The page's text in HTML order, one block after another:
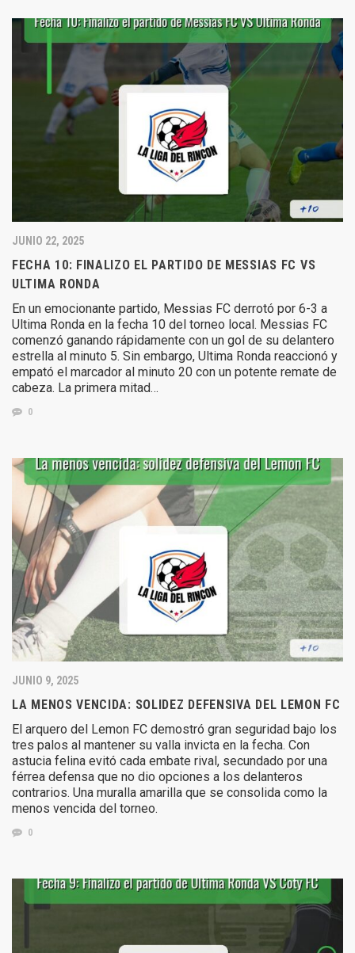
JUNIO 22, 2025
FECHA 10: FINALIZO EL PARTIDO DE MESSIAS FC VS
ULTIMA RONDA
En un emocionante partido, Messias FC derrotó por 6-3 a
Ultima Ronda en la fecha 10 del torneo local. Messias FC
comenzó ganando rápidamente con un gol de su delantero
estrella al minuto 5. Sin embargo, Ultima Ronda reaccionó y
empató el marcador al minuto 20 con un potente remate de
cabeza. La primera mitad…
0
JUNIO 9, 2025
LA MENOS VENCIDA: SOLIDEZ DEFENSIVA DEL LEMON FC
El arquero del Lemon FC demostró gran seguridad bajo los
tres palos al mantener su valla invicta en la fecha. Con
astucia felina evitó cada embate rival, secundado por una
férrea defensa que no dio opciones a los delanteros
contrarios. Una muralla amarilla que se consolida como la
menos vencida del torneo.
0